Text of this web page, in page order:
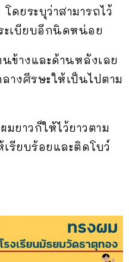
ดยระบุว่าสามารถไว้
ะเบียบอีกนิดหน่อย
ข้างและด้านหลังเลย
งศีรษะให้เป็นไปตาม
ยาวก็ให้ไว้ยาวตาม
รียบร้อยและติดโบว์